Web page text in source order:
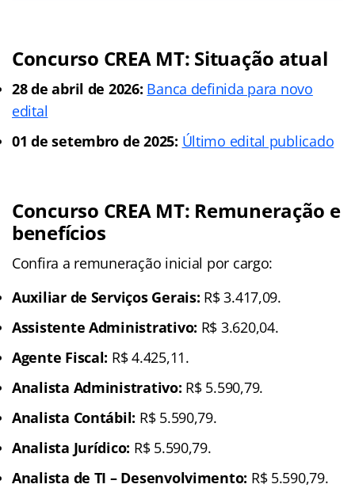
Concurso CREA MT: Situação atual
28 de abril de 2026: Banca definida para novo
edital
01 de setembro de 2025: Último edital publicado
Concurso CREA MT: Remuneração e
benefícios
Confira a remuneração inicial por cargo:
Auxiliar de Serviços Gerais: R$ 3.417,09.
Assistente Administrativo: R$ 3.620,04.
Agente Fiscal: R$ 4.425,11.
Analista Administrativo: R$ 5.590,79.
Analista Contábil: R$ 5.590,79.
Analista Jurídico: R$ 5.590,79.
Analista de TI – Desenvolvimento: R$ 5.590,79.